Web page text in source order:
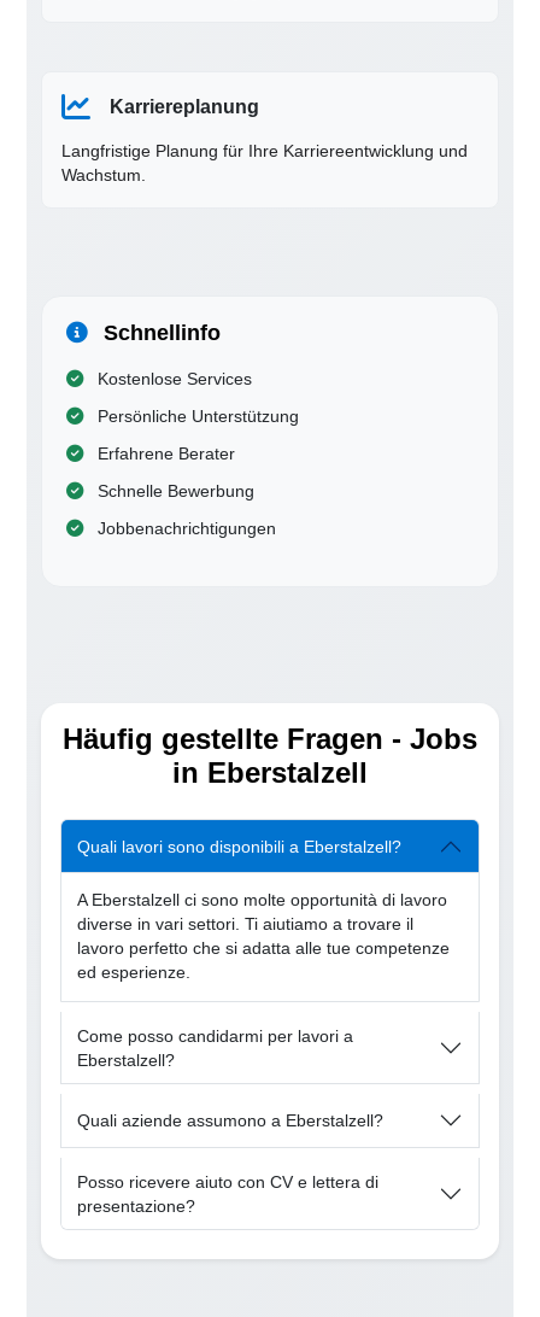
Karriereplanung
Langfristige Planung für Ihre Karriereentwicklung und
Wachstum.
Schnellinfo
Kostenlose Services
Persönliche Unterstützung
Erfahrene Berater
Schnelle Bewerbung
Jobbenachrichtigungen
Häufig gestellte Fragen - Jobs
in Eberstalzell
Quali lavori sono disponibili a Eberstalzell?
A Eberstalzell ci sono molte opportunità di lavoro
diverse in vari settori. Ti aiutiamo a trovare il
lavoro perfetto che si adatta alle tue competenze
ed esperienze.
Come posso candidarmi per lavori a
Eberstalzell?
Quali aziende assumono a Eberstalzell?
Posso ricevere aiuto con CV e lettera di
presentazione?